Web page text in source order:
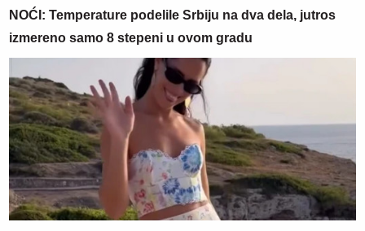
NOĆI: Temperature podelile Srbiju na dva dela, jutros
izmereno samo 8 stepeni u ovom gradu